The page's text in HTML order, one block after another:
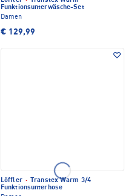
Funktionsunterwäsche-Set
Damen
€ 129,99
Löffler ·
Transtex Warm 3/4
Funktionsunterhose